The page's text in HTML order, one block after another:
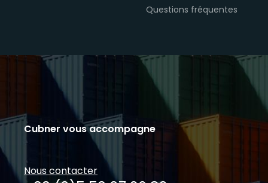
Cubner vous accompagne
Nous contacter
Questions fréquentes